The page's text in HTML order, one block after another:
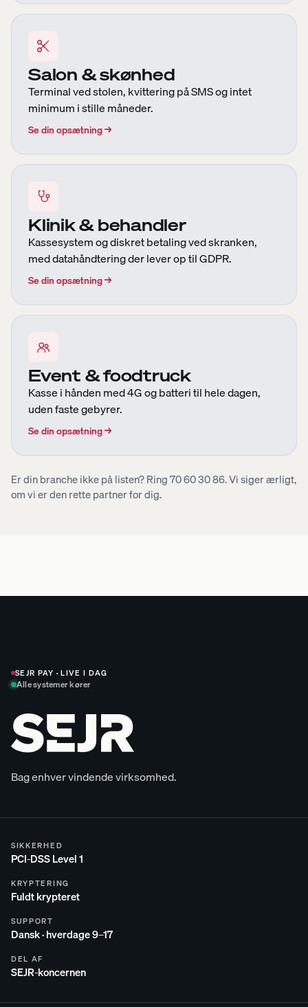
Salon & skønhed
Terminal ved stolen, kvittering på SMS og intet
minimum i stille måneder.
Se din opsætning→
Klinik & behandler
Kassesystem og diskret betaling ved skranken,
med datahåndtering der lever op til GDPR.
Se din opsætning→
Event & foodtruck
Kasse i hånden med 4G og batteri til hele dagen,
uden faste gebyrer.
Se din opsætning→
Er din branche ikke på listen?Ring 70 60 30 86. Vi siger ærligt,
om vi er den rette partner for dig.
SEJR PAY · LIVE I DAG
Alle systemer kører
Bag enhvervindendevirksomhed.
SIKKERHED
PCI-DSS Level 1
KRYPTERING
Fuldt krypteret
SUPPORT
Dansk · hverdage 9–17
DEL AF
SEJR-koncernen